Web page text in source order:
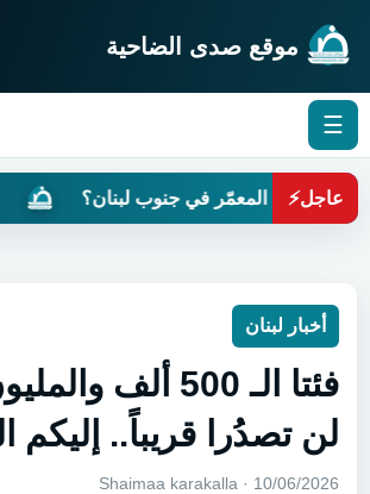
موقع صدى الضاحية
☰
عاجل⚡
المعمّر في جنوب لبنان؟
أخبار لبنان
فئتا الـ 500 ألف
لن تصدُرا قريباً.. إليكم
10/06/2026 · Shaimaa karakalla